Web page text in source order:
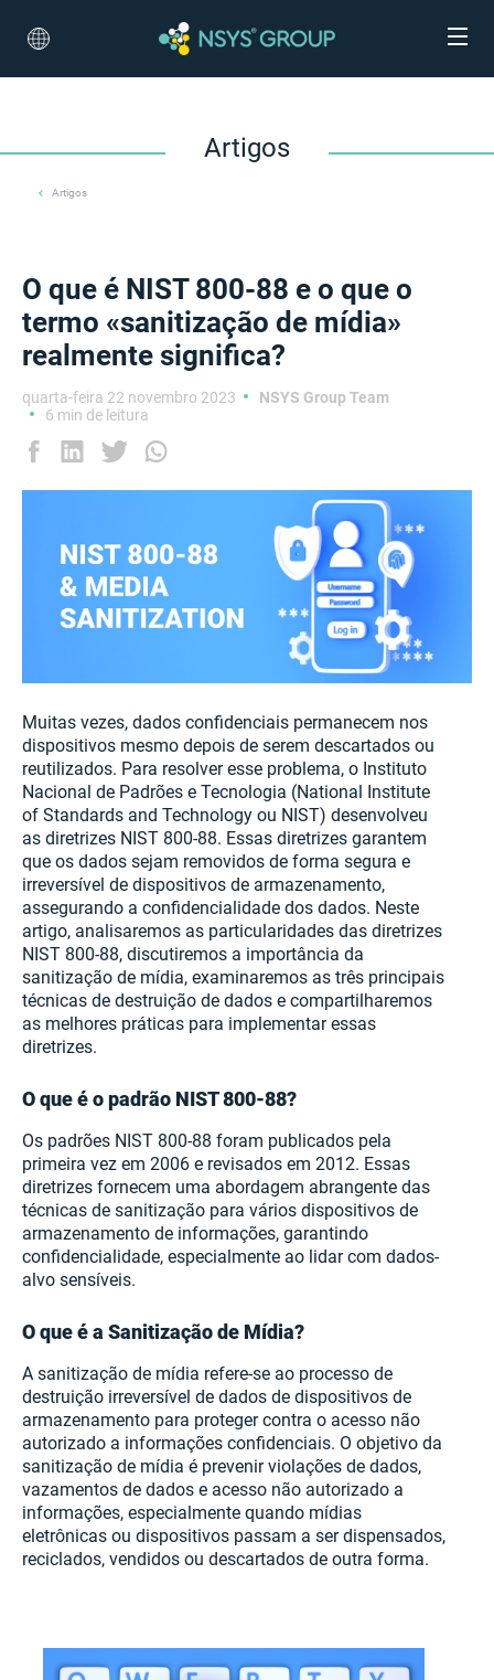
Artigos
Artigos
O que é NIST 800-88 e o que o
termo «sanitização de mídia»
realmente significa?
quarta-feira 22 novembro 2023
NSYS Group Team
6 min de leitura
Muitas vezes, dados confidenciais permanecem nos
dispositivos mesmo depois de serem descartados ou
reutilizados. Para resolver esse problema, o Instituto
Nacional de Padrões e Tecnologia (National Institute
of Standards and Technology ou NIST) desenvolveu
as diretrizes NIST 800-88. Essas diretrizes garantem
que os dados sejam removidos de forma segura e
irreversível de dispositivos de armazenamento,
assegurando a confidencialidade dos dados. Neste
artigo, analisaremos as particularidades das diretrizes
NIST 800-88, discutiremos a importância da
sanitização de mídia, examinaremos as três principais
técnicas de destruição de dados e compartilharemos
as melhores práticas para implementar essas
diretrizes.
O que é o padrão NIST 800-88?
Os padrões NIST 800-88 foram publicados pela
primeira vez em 2006 e revisados em 2012. Essas
diretrizes fornecem uma abordagem abrangente das
técnicas de sanitização para vários dispositivos de
armazenamento de informações, garantindo
confidencialidade, especialmente ao lidar com dados-
alvo sensíveis.
O que é a Sanitização de Mídia?
A sanitização de mídia refere-se ao processo de
destruição irreversível de dados de dispositivos de
armazenamento para proteger contra o acesso não
autorizado a informações confidenciais. O objetivo da
sanitização de mídia é prevenir violações de dados,
vazamentos de dados e acesso não autorizado a
informações, especialmente quando mídias
eletrônicas ou dispositivos passam a ser dispensados,
reciclados, vendidos ou descartados de outra forma.